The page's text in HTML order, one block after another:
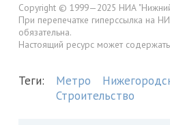
Copyright © 1999—2025 НИА
При перепечатке гиперссылка на
обязательна.
Настоящий ресурс может
Теги: Метро
Строительство